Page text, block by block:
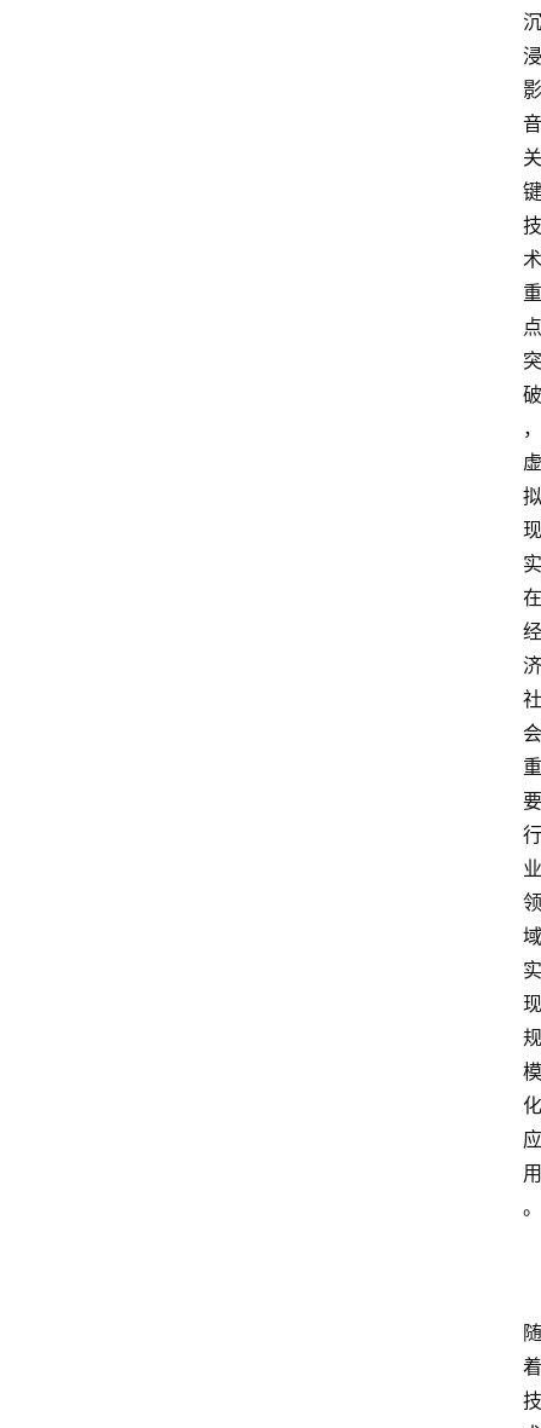
沉
浸
影
音
关
键
技
术
重
点
突
破
，
虚
拟
现
实
在
经
济
社
会
重
要
行
业
领
域
实
现
规
模
化
应
用
。
随
着
技